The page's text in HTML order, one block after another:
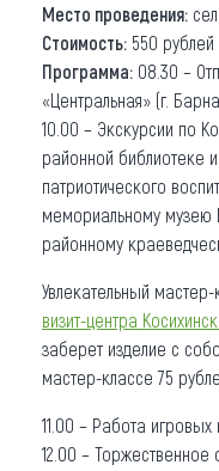
Место проведения:
Стоимость: 550
Программа: 08.30 –
«Центральная» (г.
10.00 – Экскурсии по
районной библиотеке
патриотического
мемориальному музею
районному
Увлекательный
визит-центра
заберет изделие с
мастер-классе 75
11.00 – Работа
12.00 – Торжественное